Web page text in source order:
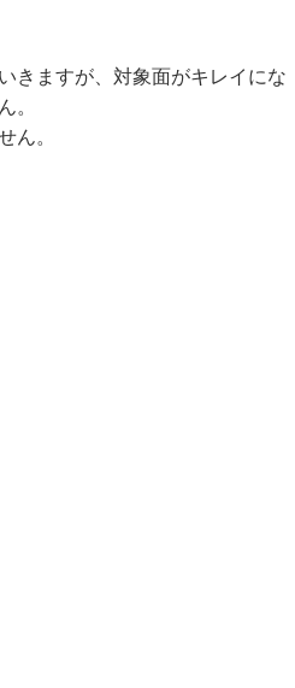
きますが、対象面がキレイにな
。
ん。